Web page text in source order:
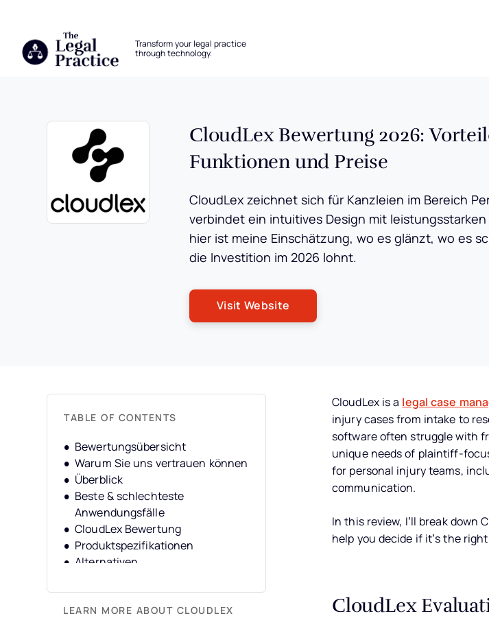
Transform your legal practice
through technology.
CloudLex Bewertung 2026:
Funktionen und Preise
CloudLex zeichnet sich für Kanzleien im Bereich
verbindet ein intuitives Design mit
hier ist meine Einschätzung, wo es glänzt, wo es
die Investition im 2026 lohnt.
Visit Website
TABLE OF CONTENTS
Bewertungsübersicht
Warum Sie uns vertrauen können
Überblick
Beste & schlechteste
Anwendungsfälle
CloudLex Bewertung
Produktspezifikationen
Alternativen
Unternehmensgeschichte
LEARN MORE ABOUT CLOUDLEX
CloudLex is a legal case
injury cases from intake to
software often struggle with
unique needs of plaintiff-
for personal injury teams,
communication.
In this review, I’ll break down
help you decide if it’s the
CloudLex